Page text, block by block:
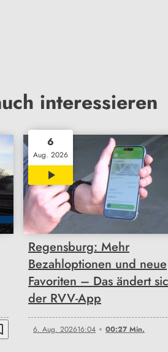
interessieren
6
Aug. 2026
00:27
Regensburg: Mehr
Bezahloptionen und neue
Favoriten – Das ändert
der RVV-App
6. Aug. 202616:04 00:27 Min.